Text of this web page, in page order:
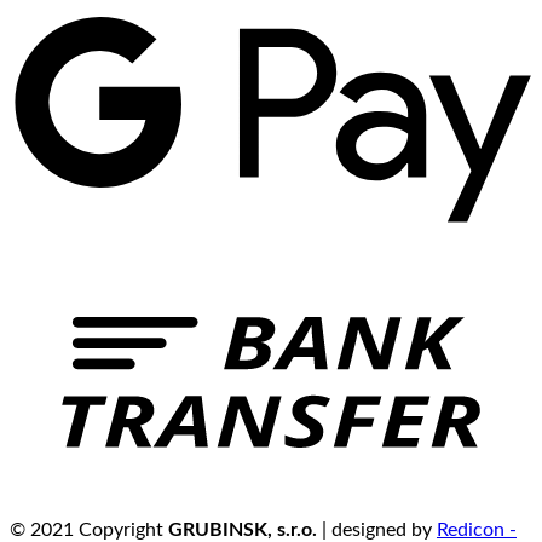
© 2021 Copyright GRUBINSK, s.r.o. | designed by Redicon -